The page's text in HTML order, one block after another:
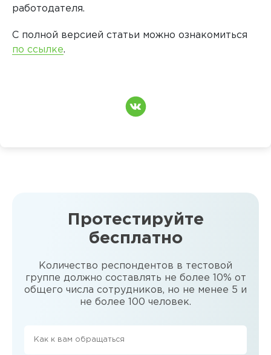
работодателя.
С полной версией статьи можно ознакомиться
по ссылке.
Протестируйте
бесплатно
Количество респондентов в тестовой
группе должно составлять не более 10% от
общего числа сотрудников, но не менее 5 и
не более 100 человек.